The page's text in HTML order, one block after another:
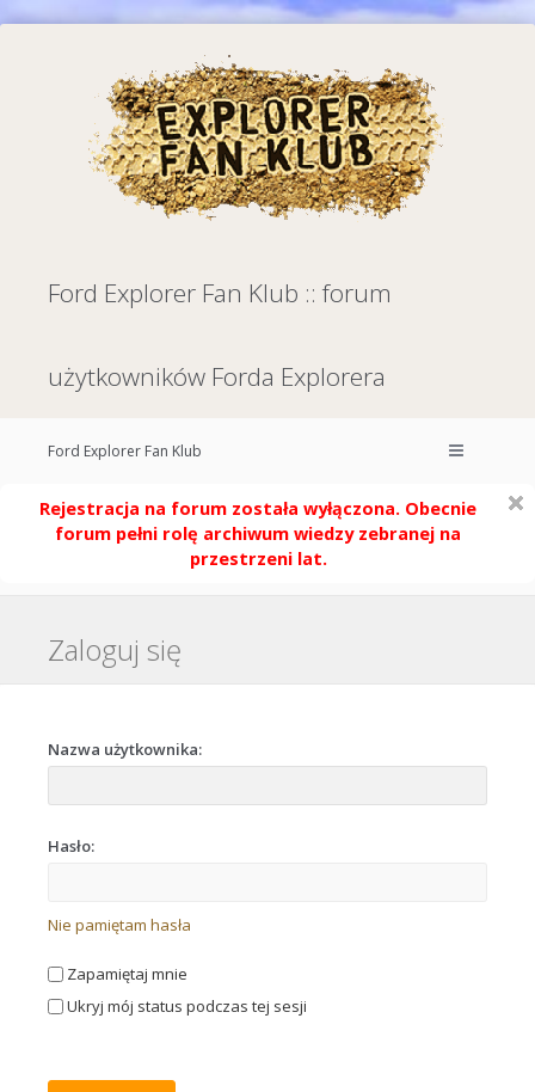
Ford Explorer Fan Klub :: forum
użytkowników Forda Explorera
Ford Explorer Fan Klub
Rejestracja na forum została wyłączona. Obecnie
forum pełni rolę archiwum wiedzy zebranej na
przestrzeni lat.
Zaloguj się
Nazwa użytkownika:
Hasło:
Nie pamiętam hasła
Zapamiętaj mnie
Ukryj mój status podczas tej sesji